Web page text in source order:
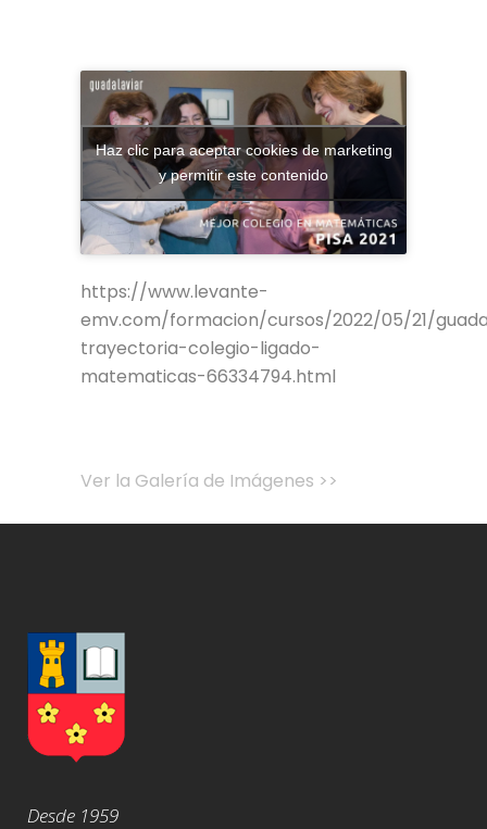
Haz clic para aceptar cookies de marketing
y permitir este contenido
https://www.levante-
emv.com/formacion/cursos/2022/05/21/
trayectoria-colegio-ligado-
matematicas-66334794.html
Ver la Galería de Imágenes >>
Desde 1959